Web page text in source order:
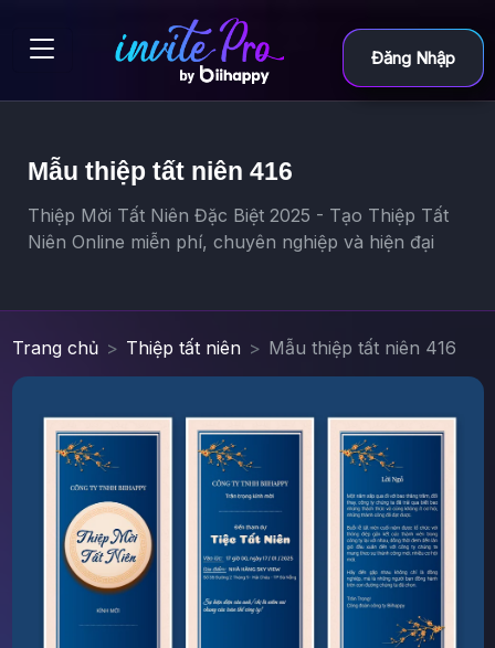
Đăng Nhập
Mẫu thiệp tất niên 416
Thiệp Mời Tất Niên Đặc Biệt 2025 - Tạo Thiệp Tất
Niên Online miễn phí, chuyên nghiệp và hiện đại
Trang chủ Thiệp tất niên Mẫu thiệp tất niên 416